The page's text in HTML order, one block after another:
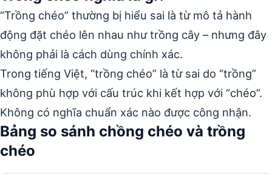
“Trồng chéo” thường bị hiểu sai là từ mô tả hành
động đặt chéo lên nhau như trồng cây – nhưng đây
không phải là cách dùng chính xác.
Trong tiếng Việt, “trồng chéo” là từ sai do “trồng”
không phù hợp với cấu trúc khi kết hợp với “chéo”.
Không có nghĩa chuẩn xác nào được công nhận.
Bảng so sánh chồng chéo và trồng
chéo